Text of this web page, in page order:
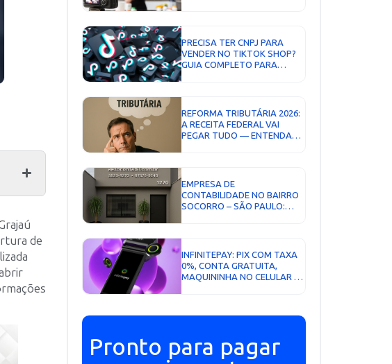
de
PRECISA TER CNPJ PARA
VENDER NO TIKTOK SHOP?
GUIA COMPLETO PARA
REFORMA TRIBUTÁRIA 2026:
A RECEITA FEDERAL VAI
PEGAR TUDO — ENTENDA
EMPRESA DE
CONTABILIDADE NO BAIRRO
SOCORRO – SÃO PAULO:
INFINITEPAY: PIX COM TAXA
0%, CONTA GRATUITA,
MAQUININHA NO CELULAR E
Pronto para pagar